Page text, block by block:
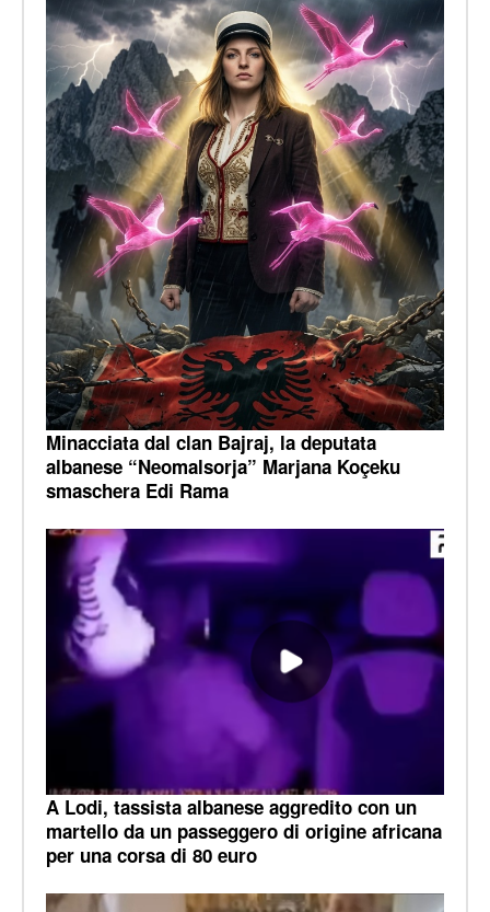
Minacciata dal clan Bajraj, la deputata
albanese “Neomalsorja” Marjana Koçeku
smaschera Edi Rama
A Lodi, tassista albanese aggredito con un
martello da un passeggero di origine africana
per una corsa di 80 euro